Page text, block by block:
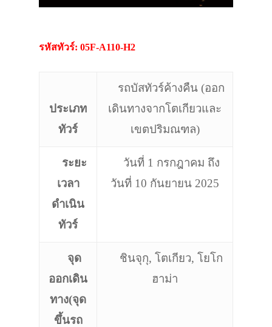
รหัสทัวร์: 05F-A110-H2
ประเภท
ทัวร์
รถบัสทัวร์ค้างคืน (ออก
เดินทางจากโตเกียวและ
เขตปริมณฑล)
ระยะ
เวลา
ดำเนิน
ทัวร์
วันที่ 1 กรกฎาคม ถึง
วันที่ 10 กันยายน 2025
จุด
ออกเดิน
ทาง(จุด
ขึ้นรถ
ชินจุกุ, โตเกียว, โยโก
ฮาม่า